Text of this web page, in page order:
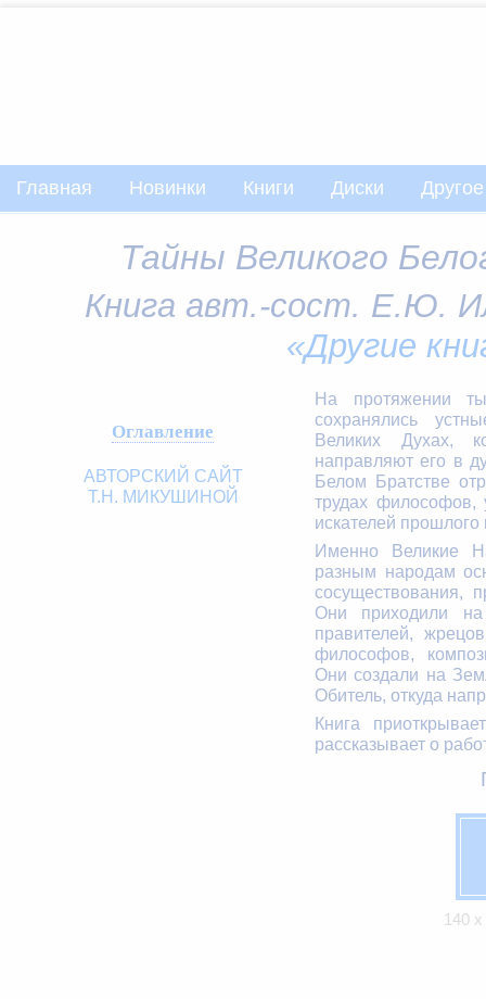
Главная Новинки Книги Диски Другое
Тайны Великого
Книга авт.-сост. Е.Ю.
«Другие
Оглавление
АВТОРСКИЙ САЙТ
Т.Н. МИКУШИНОЙ
На протяжении
сохранялись
Великих Духах,
направляют его в
Белом Братстве
трудах философов,
искателей прошлого
Именно Великие
разным народам
сосуществования,
Они приходили
правителей,
философов,
Они создали на
Обитель, откуда
Книга
рассказывает о
140